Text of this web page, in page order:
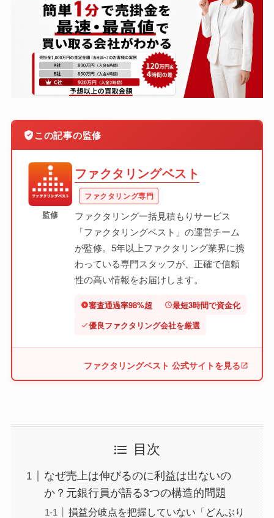
この記事の監修
監修
ファクタリングベスト
ファクタリング専門
ファクタリング一括見積もりサービス
「ファクタリングベスト」の運営チーム
が監修。5年以上ファクタリング業界に携
わっている専門スタッフが、正確で信頼
性の高い情報をお届けします。
審査通過率98%超
最短3時間で資金化
優良ファクタリング会社を厳選
ファクタリングベスト 公式サイトを見る
目次
なぜ売上は伸びるのに利益は出ないの
か？元銀行員が語る3つの構造的問題
損益分岐点を把握していない「どんぶり